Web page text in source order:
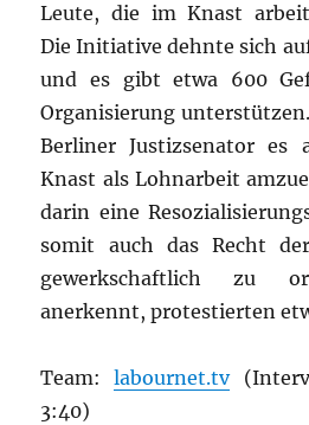
Leute, die im Knast
Die Initiative dehnte sich
und es gibt etwa 600
Organisierung
Berliner Justizsenator es
Knast als Lohnarbeit
darin eine
somit auch das Recht
gewerkschaftlich zu
anerkennt, protestierten
Team:labournet.tv
3:40)